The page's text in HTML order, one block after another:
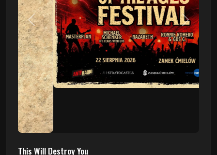
Poprzedni Następny
This Will Destroy You
09.08 - Poznań, Klub 2progi
Sound Of The Ages Festival